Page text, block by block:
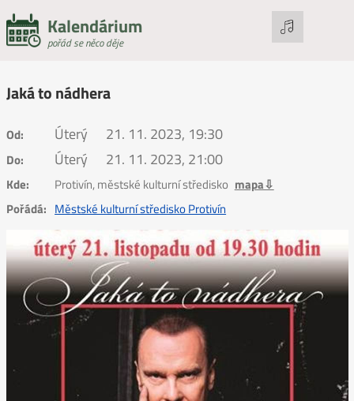
Kalendárium
pořád se něco děje
Jaká to nádhera
Od: Úterý 21. 11. 2023, 19:30
Do: Úterý 21. 11. 2023, 21:00
Kde: Protivín, městské kulturní středisko mapa⇩
Pořádá: Městské kulturní středisko Protivín